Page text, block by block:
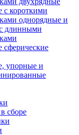
с короткими
однорядные и
длинными
сферические
упорные и
сборе